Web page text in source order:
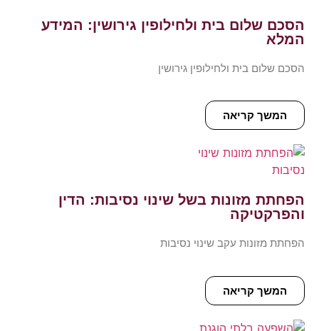
הסכם שלום בית ולחילופין גירושין: המידע
המלא
הסכם שלום בית ולחילופין גירושין
המשך קריאה
הפחתת מזונות בשל שינוי נסיבות: הדין
והפרקטיקה
הפחתת מזונות עקב שינוי נסיבות
המשך קריאה